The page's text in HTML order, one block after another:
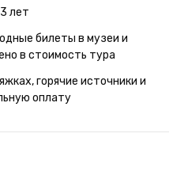
лет
билеты в музеи и
в стоимость тура
горячие источники и
оплату